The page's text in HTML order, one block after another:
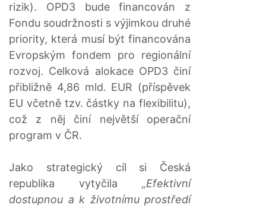
rizik). OPD3 bude financován z
Fondu soudržnosti s výjimkou druhé
priority, která musí být financována
Evropským fondem pro regionální
rozvoj. Celková alokace OPD3 činí
přibližně 4,86 mld. EUR (příspěvek
EU včetně tzv. částky na flexibilitu),
což z něj činí největší operační
program v ČR.
Jako strategický cíl si Česká
republika vytyčila „Efektivní
dostupnou a k životnímu prostředí